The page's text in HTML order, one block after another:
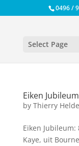
0496 /
Select Page
Eiken
by Thierry
Eiken
Kaye, uit